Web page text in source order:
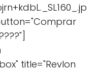
title="Revlon